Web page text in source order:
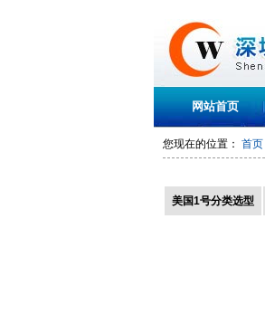
网站首页
您现在的位置： 首页
美国1号分类选型